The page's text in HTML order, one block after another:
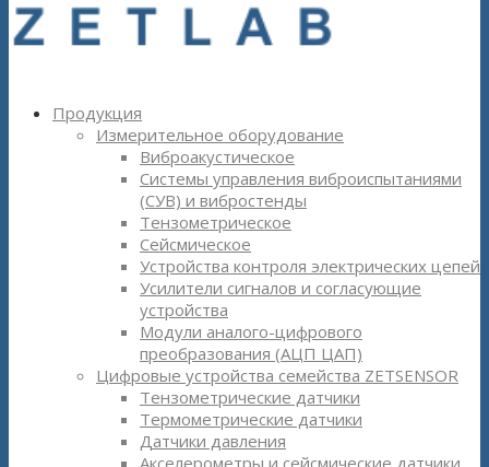
Продукция
Измерительное оборудование
Виброакустическое
Системы управления виброиспытаниями
(СУВ) и вибростенды
Тензометрическое
Сейсмическое
Устройства контроля электрических цепей
Усилители сигналов и согласующие
устройства
Модули аналого-цифрового
преобразования (АЦП ЦАП)
Цифровые устройства семейства ZETSENSOR
Тензометрические датчики
Термометрические датчики
Датчики давления
Акселерометры и сейсмические датчики